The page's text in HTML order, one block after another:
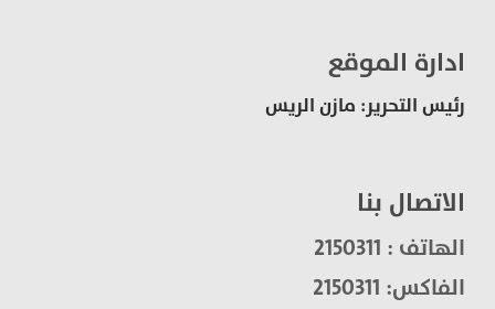
ادارة الموقع
رئيس التحرير: مازن الريس
الاتصال بنا
الهاتف : 2150311
الفاكس: 2150311